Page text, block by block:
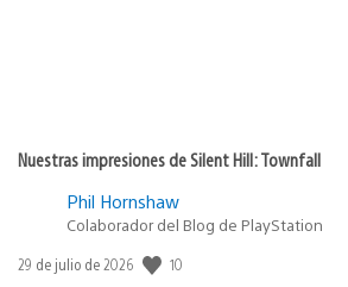
Nuestras impresiones de Silent Hill: Townfall
Phil Hornshaw
Colaborador del Blog de PlayStation
Fecha
29 de julio de 2026 10